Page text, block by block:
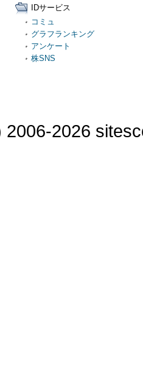
IDサービス
コミュ
グラフランキング
アンケート
株SNS
2006-2026